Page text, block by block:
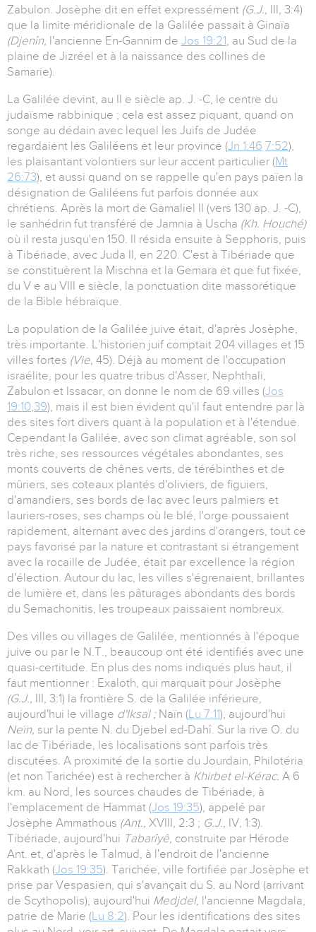
Zabulon. Josèphe dit en effet expressément (G.J.,
III, 3:4)
que la limite méridionale de la Galilée passait à Ginaïa
(Djenîn, l'ancienne En-Gannim de Jos 19:21, au Sud de la
plaine de Jizréel et à la naissance des collines de
Samarie).
La Galilée devint, au II e siècle ap. J. -C, le centre du
judaïsme rabbinique ; cela est assez piquant, quand on
songe au dédain avec lequel les Juifs de Judée
regardaient les Galiléens et leur province (Jn 1:46 7:52),
les plaisantant volontiers sur leur accent particulier (Mt
26:73), et aussi quand on se rappelle qu'en pays païen la
désignation de Galiléens fut parfois donnée aux
chrétiens. Après la mort de Gamaliel II (vers 130 ap. J. -C),
le sanhédrin fut transféré de Jamnia à Uscha (Kh. Houché)
où il resta jusqu'en 150. Il résida ensuite à Sepphoris, puis
à Tibériade, avec Juda II, en 220. C'est à Tibériade que
se constituèrent la Mischna et la Gemara et que fut fixée,
du V e au VIII e siècle, la ponctuation dite massorétique
de la Bible hébraïque.
La population de la Galilée juive était, d'après Josèphe,
très importante. L'historien juif comptait 204 villages et 15
villes fortes (Vie, 45). Déjà au moment de l'occupation
israélite, pour les quatre tribus d'Asser, Nephthali,
Zabulon et Issacar, on donne le nom de 69 villes (Jos
19:10,39), mais il est bien évident qu'il faut entendre par là
des sites fort divers quant à la population et à l'étendue.
Cependant la Galilée, avec son climat agréable, son sol
très riche, ses ressources végétales abondantes, ses
monts couverts de chênes verts, de térébinthes et de
mûriers, ses coteaux plantés d'oliviers, de figuiers,
d'amandiers, ses bords de lac avec leurs palmiers et
lauriers-roses, ses champs où le blé, l'orge poussaient
rapidement, alternant avec des jardins d'orangers, tout ce
pays favorisé par la nature et contrastant si étrangement
avec la rocaille de Judée, était par excellence la région
d'élection. Autour du lac, les villes s'égrenaient, brillantes
de lumière et, dans les pâturages abondants des bords
du Semachonitis, les troupeaux paissaient nombreux.
Des villes ou villages de Galilée, mentionnés à l'époque
juive ou par le N.T., beaucoup ont été identifiés avec une
quasi-certitude. En plus des noms indiqués plus haut, il
faut mentionner : Exaloth, qui marquait pour Josèphe
(G.J.,
III, 3:1) la frontière S. de la Galilée inférieure,
aujourd'hui le village d'Iksal ; Naïn (Lu 7:11), aujourd'hui
Neïn, sur la pente N. du Djebel ed-Dahî. Sur la rive O. du
lac de Tibériade, les localisations sont parfois très
discutées. A proximité de la sortie du Jourdain, Philotéria
(et non Tarichée) est à rechercher à Khirbet el-Kérac. A 6
km. au Nord, les sources chaudes de Tibériade, à
l'emplacement de Hammat (Jos 19:35), appelé par
Josèphe Ammathous (Ant., XVIII, 2:3 ; G.J., IV, 1:3).
Tibériade, aujourd'hui Tabarîyê, construite par Hérode
Ant. et, d'après le Talmud, à l'endroit de l'ancienne
Rakkath (Jos 19:35). Tarichée, ville fortifiée par Josèphe et
prise par Vespasien, qui s'avançait du S. au Nord (arrivant
de Scythopolis), aujourd'hui Medjdel, l'ancienne Magdala,
patrie de Marie (Lu 8:2). Pour les identifications des sites